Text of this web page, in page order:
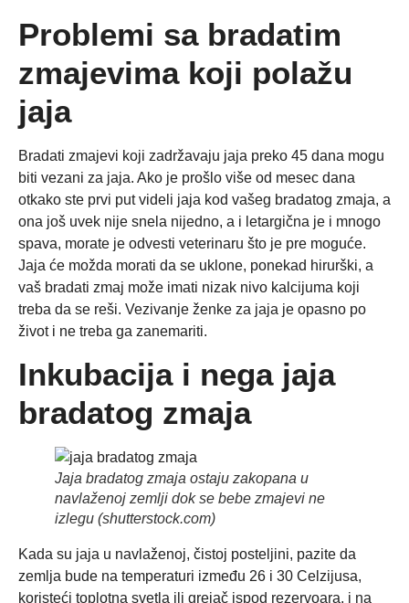
Problemi sa bradatim
zmajevima koji polažu
jaja
Bradati zmajevi koji zadržavaju jaja preko 45 dana mogu
biti vezani za jaja. Ako je prošlo više od mesec dana
otkako ste prvi put videli jaja kod vašeg bradatog zmaja, a
ona još uvek nije snela nijedno, a i letargična je i mnogo
spava, morate je odvesti veterinaru što je pre moguće.
Jaja će možda morati da se uklone, ponekad hirurški, a
vaš bradati zmaj može imati nizak nivo kalcijuma koji
treba da se reši. Vezivanje ženke za jaja je opasno po
život i ne treba ga zanemariti.
Inkubacija i nega jaja
bradatog zmaja
Jaja bradatog zmaja ostaju zakopana u
navlaženoj zemlji dok se bebe zmajevi ne
izlegu (shutterstock.com)
Kada su jaja u navlaženoj, čistoj posteljini, pazite da
zemlja bude na temperaturi između 26 i 30 Celzijusa,
koristeći toplotna svetla ili grejač ispod rezervoara, i na